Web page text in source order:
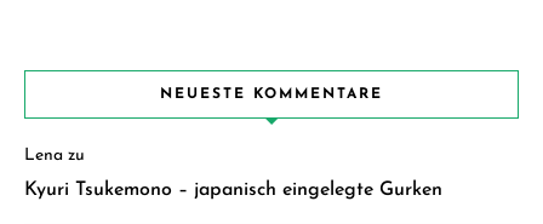
NEUESTE KOMMENTARE
Lena zu
Kyuri Tsukemono – japanisch eingelegte Gurken